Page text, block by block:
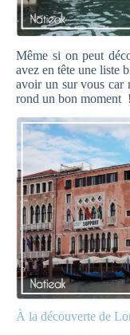
Même si on peut
avez en tête une liste
avoir un sur vous car
rond un bon moment !
À la découverte de